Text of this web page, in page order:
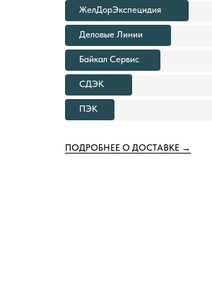
ЖелДорЭкспецидия
Деловые Линии
Байкал Сервис
СДЭК
ПЭК
ПОДРОБНЕЕ О ДОСТАВКЕ →